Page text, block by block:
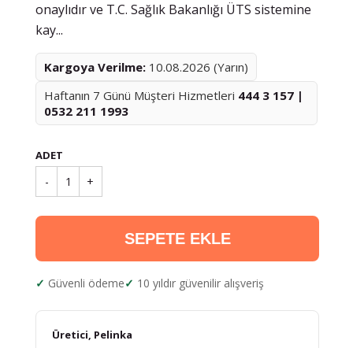
onaylıdır ve T.C. Sağlık Bakanlığı ÜTS sistemine
kay...
Kargoya Verilme: 10.08.2026 (Yarın)
Haftanın 7 Günü Müşteri Hizmetleri 444 3 157 |
0532 211 1993
ADET
- 1 +
SEPETE EKLE
Güvenli ödeme 10 yıldır güvenilir alışveriş
Üretici, Pelinka